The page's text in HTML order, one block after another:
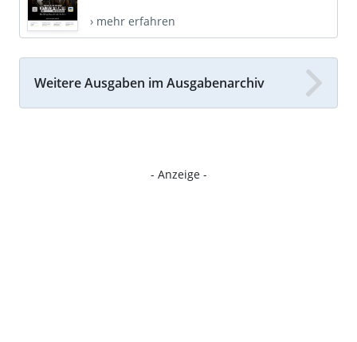
› mehr erfahren
Weitere Ausgaben im Ausgabenarchiv
- Anzeige -